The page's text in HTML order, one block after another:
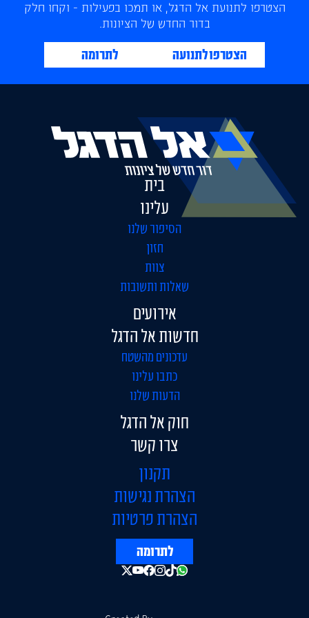
הצטרפו לתנועת אל הדגל, או תמכו בפעילות - וקחו חלק
בדור החדש של הציונות.
הצטרפו לתנועה לתרומה
בית
עלינו
הסיפור שלנו
חזון
צוות
שאלות ותשובות
אירועים
חדשות אל הדגל
עדכונים מהשטח
כתבו עלינו
הדעות שלנו
חוק אל הדגל
צרו קשר
תקנון
הצהרת נגישות
הצהרת פרטיות
לתרומה